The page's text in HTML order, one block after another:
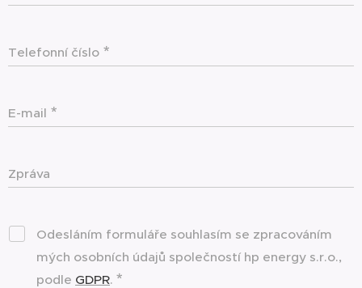
Telefonní číslo
E-mail
Zpráva
Odesláním formuláře souhlasím se zpracováním
mých osobních údajů společností hp energy s.r.o.,
podle GDPR.